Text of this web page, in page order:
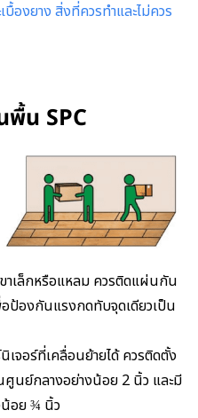
บื้องยาง สิ่งที่ควรทำและไม่ควร
น SPC
าเล็กหรือแหลม ควรติดแผ่นกัน
ป้องกันแรงกดทับจุดเดียวเป็น
จอร์ที่เคลื่อนย้ายได้ ควรติดตั้ง
นย์กลางอย่างน้อย 2 นิ้ว และมี
น้อย ¾ นิ้ว